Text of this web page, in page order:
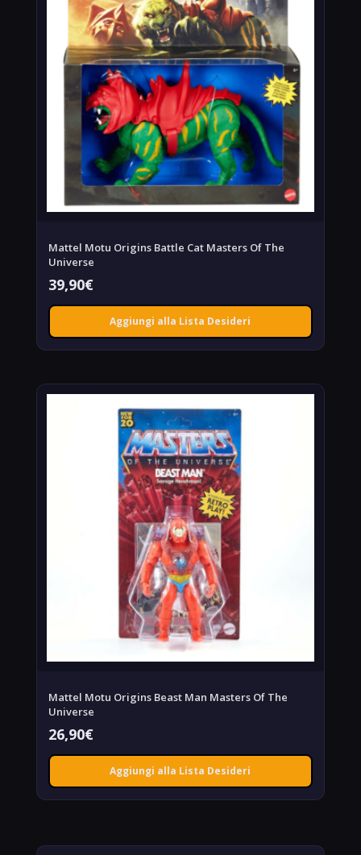
Mattel Motu Origins Battle Cat Masters Of The
Universe
39,90€
Aggiungi alla Lista Desideri
Mattel Motu Origins Beast Man Masters Of The
Universe
26,90€
Aggiungi alla Lista Desideri